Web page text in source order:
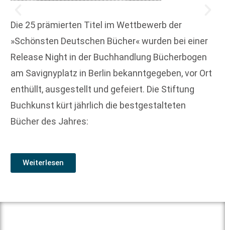
Die 25 prämierten Titel im Wettbewerb der
»Schönsten Deutschen Bücher« wurden bei einer
Release Night in der Buchhandlung Bücherbogen
am Savignyplatz in Berlin bekanntgegeben, vor Ort
enthüllt, ausgestellt und gefeiert. Die Stiftung
Buchkunst kürt jährlich die bestgestalteten
Bücher des Jahres:
Weiterlesen